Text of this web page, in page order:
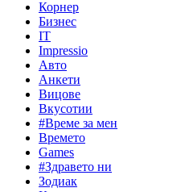
Корнер
Бизнес
IT
Impressio
Авто
Анкети
Вицове
Вкусотии
#Време за мен
Времето
Games
#Здравето ни
Зодиак